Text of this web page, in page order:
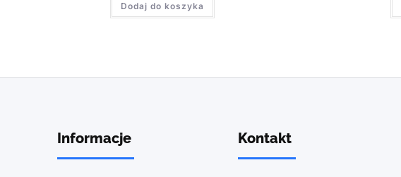
Dodaj do koszyka
Informacje Kontakt